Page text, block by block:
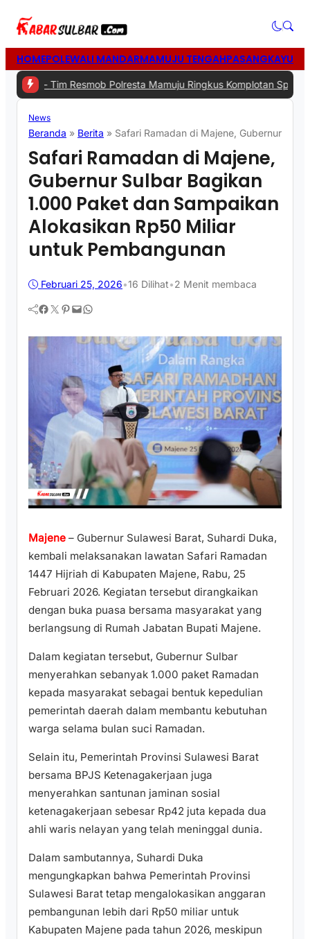
HOMEPOLEWALI MANDARMAMUJU TENGAHPASANGKAYU
Resmob Polresta Mamuju Ringkus Komplotan Spesialis
News
Beranda » Berita » Safari Ramadan di Majene, Gubernur
Safari Ramadan di Majene,
Gubernur Sulbar Bagikan
1.000 Paket dan Sampaikan
Alokasikan Rp50 Miliar
untuk Pembangunan
Februari 25, 2026•16 Dilihat•2 Menit membaca
Facebook Twitter Pinterest Mail WhatsApp
Majene – Gubernur Sulawesi Barat, Suhardi Duka,
kembali melaksanakan lawatan Safari Ramadan
1447 Hijriah di Kabupaten Majene, Rabu, 25
Februari 2026. Kegiatan tersebut dirangkaikan
dengan buka puasa bersama masyarakat yang
berlangsung di Rumah Jabatan Bupati Majene.
Dalam kegiatan tersebut, Gubernur Sulbar
menyerahkan sebanyak 1.000 paket Ramadan
kepada masyarakat sebagai bentuk kepedulian
pemerintah daerah dalam membantu kebutuhan
warga selama bulan suci Ramadan.
Selain itu, Pemerintah Provinsi Sulawesi Barat
bersama BPJS Ketenagakerjaan juga
menyerahkan santunan jaminan sosial
ketenagakerjaan sebesar Rp42 juta kepada dua
ahli waris nelayan yang telah meninggal dunia.
Dalam sambutannya, Suhardi Duka
mengungkapkan bahwa Pemerintah Provinsi
Sulawesi Barat tetap mengalokasikan anggaran
pembangunan lebih dari Rp50 miliar untuk
Kabupaten Majene pada tahun 2026, meskipun